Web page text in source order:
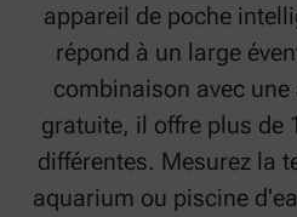
appareil de poche
répond à un large
combinaison avec
gratuite, il offre plus de
différentes. Mesurez la
aquarium ou piscine